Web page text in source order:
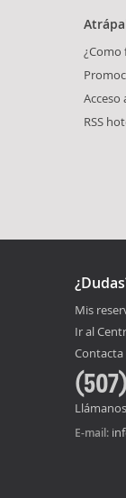
¿Como
Acceso
RSS
Mis
Ir al
E-mail: